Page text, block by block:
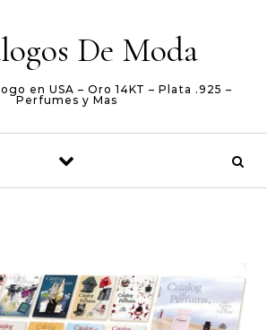
De Moda
en USA – Oro 14KT – Plata .925 –
Perfumes y Mas